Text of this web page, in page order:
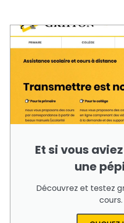
Et si vous
une
Découvrez et testez
cours.